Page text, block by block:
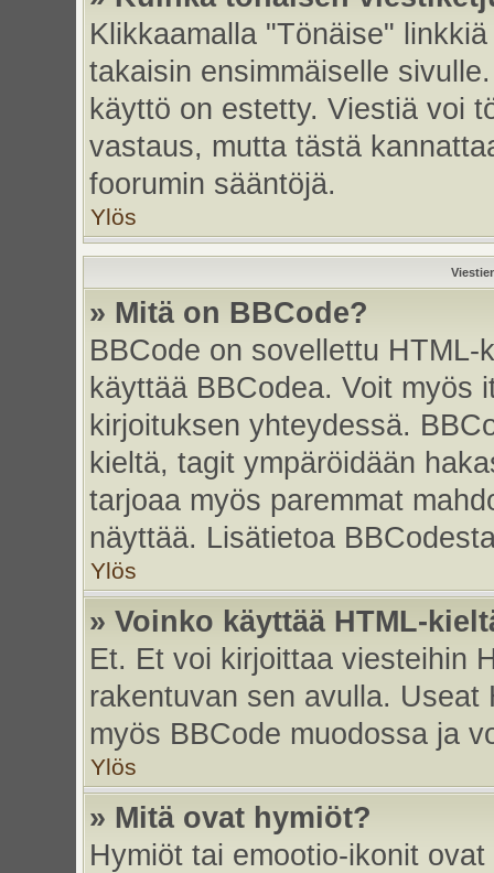
Klikkaamalla "Tönäise"
takaisin ensimmäiselle
käyttö on estetty. Viestiä voi
vastaus, mutta tästä
foorumin sääntöjä.
Ylös
» Mitä on BBCode?
BBCode on sovellettu
käyttää BBCodea. Voit myös
kirjoituksen yhteydessä.
kieltä, tagit ympäröidään
tarjoaa myös paremmat
näyttää. Lisätietoa
Ylös
» Voinko käyttää HTML-
Et. Et voi kirjoittaa viesteihin
rakentuvan sen avulla.
myös BBCode muodossa ja
Ylös
» Mitä ovat hymiöt?
Hymiöt tai emootio-ikonit